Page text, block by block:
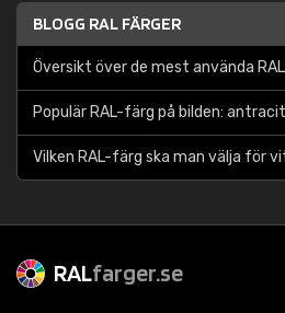
BLOGG RAL FÄRGER
Översikt över de mest använda
Populär RAL-färg på bilden:
Vilken RAL-färg ska man välja för
RALfarger.se